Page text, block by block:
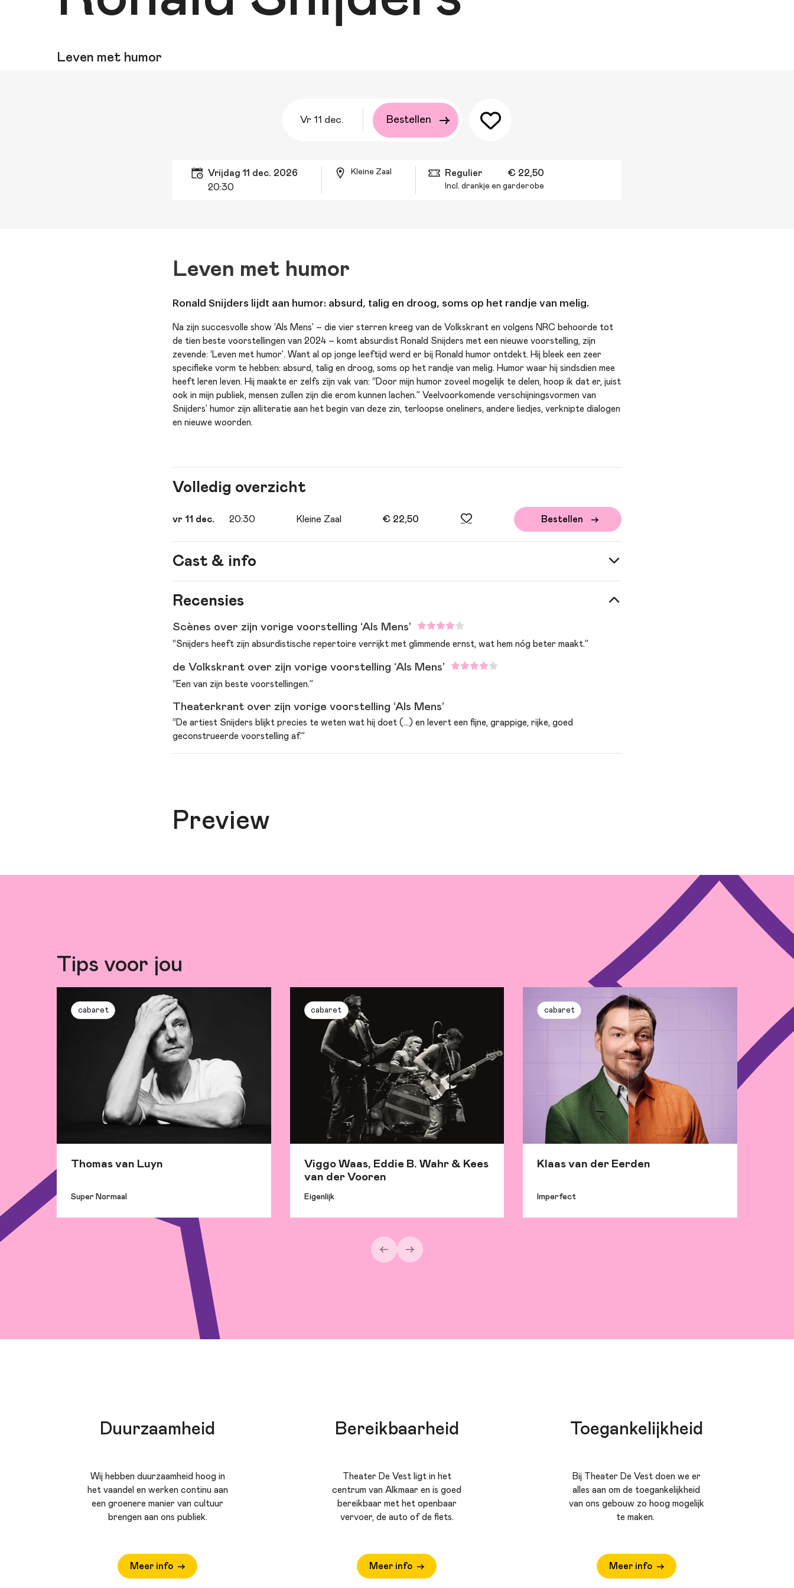
Leven met humor
vr 11 dec. Bestellen
vrijdag 11 dec. 2026
20:30
Kleine Zaal Regulier € 22,50
Incl. drankje en garderobe
Leven met humor
Ronald Snijders lijdt aan humor: absurd, talig en droog, soms op het randje van melig.
Na zijn succesvolle show ‘Als Mens’ – die vier sterren kreeg van de Volkskrant en volgens NRC behoorde tot
de tien beste voorstellingen van 2024 – komt absurdist Ronald Snijders met een nieuwe voorstelling, zijn
zevende: ‘Leven met humor’. Want al op jonge leeftijd werd er bij Ronald humor ontdekt. Hij bleek een zeer
specifieke vorm te hebben: absurd, talig en droog, soms op het randje van melig. Humor waar hij sindsdien mee
heeft leren leven. Hij maakte er zelfs zijn vak van: “Door mijn humor zoveel mogelijk te delen, hoop ik dat er, juist
ook in mijn publiek, mensen zullen zijn die erom kunnen lachen.” Veelvoorkomende verschijningsvormen van
Snijders’ humor zijn alliteratie aan het begin van deze zin, terloopse oneliners, andere liedjes, verknipte dialogen
en nieuwe woorden.
Volledig overzicht
vr 11 dec. 20:30 Kleine Zaal € 22,50 Bestellen
Cast & info
Spel
Meer
tekst: Ronald Snijders | tekstbijdragen: Fedor van Eldijk | begeleiding script: Gijsbert
Recensies
Scènes over zijn vorige voorstelling ‘Als Mens’
“Snijders heeft zijn absurdistische repertoire verrijkt met glimmende ernst, wat hem nóg beter maakt.”
de Volkskrant over zijn vorige voorstelling ‘Als Mens’
“Een van zijn beste voorstellingen.”
Theaterkrant over zijn vorige voorstelling ‘Als Mens’
“De artiest Snijders blijkt precies te weten wat hij doet (…) en levert een fijne, grappige, rijke, goed
geconstrueerde voorstelling af.”
Preview
Tips voor jou
cabaret
Thomas van Luyn
Super Normaal
cabaret
Viggo Waas, Eddie B. Wahr & Kees
van der Vooren
Eigenlijk
cabaret
Klaas van der Eerden
Imperfect
Duurzaamheid
Wij hebben duurzaamheid hoog in
het vaandel en werken continu aan
een groenere manier van cultuur
brengen aan ons publiek.
Meer info
Bereikbaarheid
Theater De Vest ligt in het
centrum van Alkmaar en is goed
bereikbaar met het openbaar
vervoer, de auto of de fiets.
Meer info
Toegankelijkheid
Bij Theater De Vest doen we er
alles aan om de toegankelijkheid
van ons gebouw zo hoog mogelijk
te maken.
Meer info